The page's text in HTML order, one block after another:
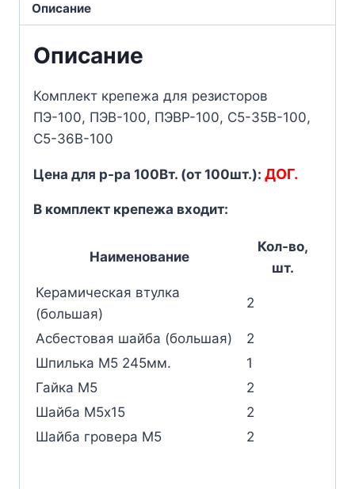
Описание
Описание
Комплект крепежа для резисторов
ПЭ-100, ПЭВ-100, ПЭВР-100, С5-35В-100,
С5-36В-100
Цена для р-ра 100Вт. (от 100шт.): ДОГ.
В комплект крепежа входит:
Наименование
Кол-во,
шт.
Керамическая втулка
(большая)
2
Асбестовая шайба (большая)
2
Шпилька М5 245мм.
1
Гайка М5
2
Шайба М5х15
2
Шайба гровера М5
2